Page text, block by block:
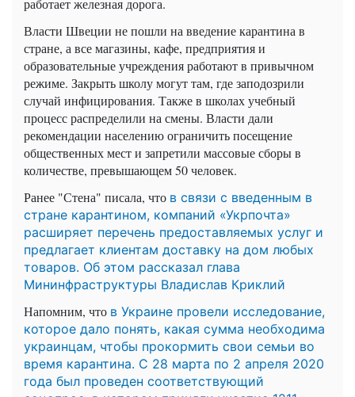
работает железная дорога.
Власти Швеции не пошли на введение карантина в
стране, а все магазины, кафе, предприятия и
образовательные учреждения работают в привычном
режиме. Закрыть школу могут там, где заподозрили
случай инфицирования. Также в школах учебный
процесс распределили на смены. Власти дали
рекомендации населению ограничить посещение
общественных мест и запретили массовые сборы в
количестве, превышающем 50 человек.
Ранее "Стена" писала, что в связи с введенным в
стране карантином, компаний «Укрпочта»
расширяет перечень предоставляемых услуг и
предлагает клиентам доставку на дом любых
товаров. Об этом рассказал глава
Мининфраструктуры Владислав Криклий
Напомним, что в Украине провели исследование,
которое дало понять, какая сумма необходима
украинцам, чтобы прокормить свои семьи во
время карантина. С 28 марта по 2 апреля 2020
года был проведен соответствующий